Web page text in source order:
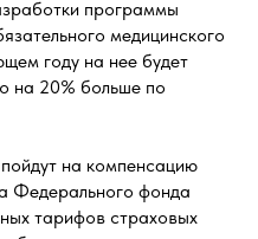
программы
медицинского
году на нее будет
на 20% больше по
на компенсацию
Федерального фонда
тарифов страховых